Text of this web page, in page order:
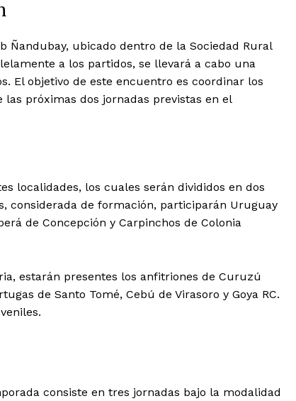
Ñandubay, ubicado dentro de la Sociedad Rural
a los partidos, se llevará a cabo una
El objetivo de este encuentro es coordinar los
próximas dos jornadas previstas en el
localidades, los cuales serán divididos en dos
considerada de formación, participarán Uruguay
de Concepción y Carpinchos de Colonia
estarán presentes los anfitriones de Curuzú
de Santo Tomé, Cebú de Virasoro y Goya RC.
consiste en tres jornadas bajo la modalidad